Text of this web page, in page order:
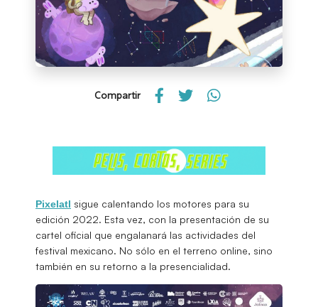
Compartir
Pixelatl sigue calentando los motores para su
edición 2022. Esta vez, con la presentación de su
cartel oficial que engalanará las actividades del
festival mexicano. No sólo en el terreno online, sino
también en su retorno a la presencialidad.